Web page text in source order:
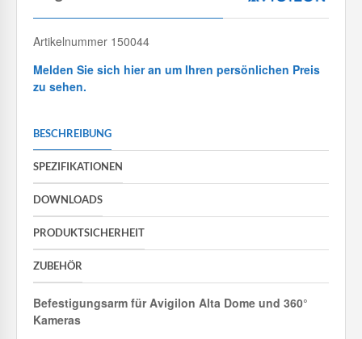
Artikelnummer 150044
Melden Sie sich hier an um Ihren persönlichen Preis
zu sehen.
BESCHREIBUNG
SPEZIFIKATIONEN
DOWNLOADS
PRODUKTSICHERHEIT
ZUBEHÖR
Befestigungsarm für Avigilon Alta Dome und 360°
Kameras